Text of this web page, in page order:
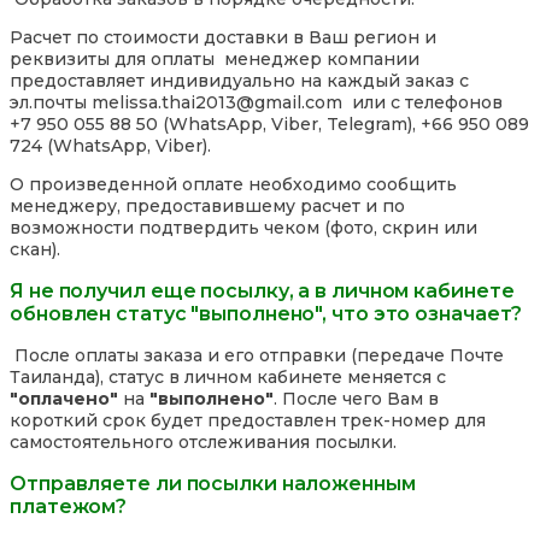
Расчет по стоимости доставки в Ваш регион и
реквизиты для оплаты менеджер компании
предоставляет индивидуально на каждый заказ с
эл.почты melissa.thai2013@gmail.com или с телефонов
+7 950 055 88 50 (WhatsApp, Viber, Telegram), +66 950 089
724 (WhatsApp, Viber).
О произведенной оплате необходимо сообщить
менеджеру, предоставившему расчет и по
возможности подтвердить чеком (фото, скрин или
скан).
Я не получил еще посылку, а в личном кабинете
обновлен статус "выполнено", что это означает?
После оплаты заказа и его отправки (передаче Почте
Таиланда), статус в личном кабинете меняется с
"оплачено" на "выполнено". После чего Вам в
короткий срок будет предоставлен трек-номер для
самостоятельного отслеживания посылки.
Отправляете ли посылки наложенным
платежом?